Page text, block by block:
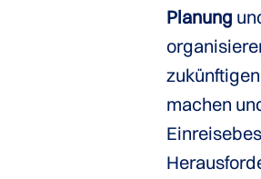
Planung
machen